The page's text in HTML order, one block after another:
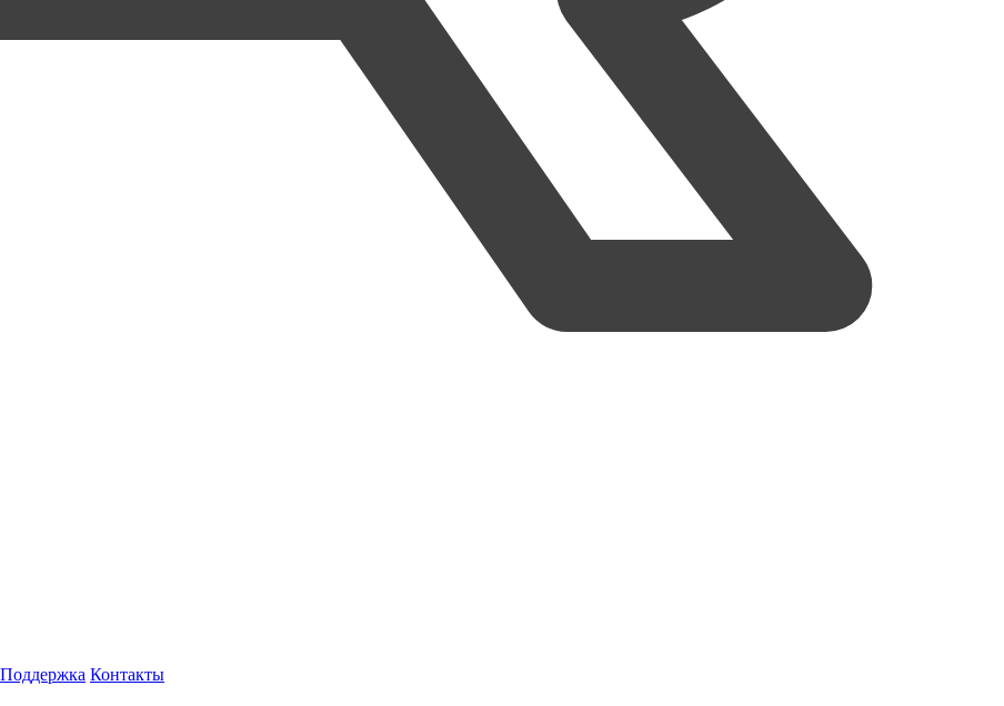
Поддержка Контакты